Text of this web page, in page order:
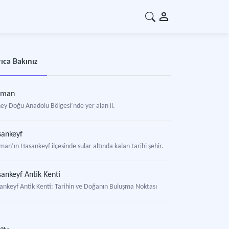
Bakınız
Doğu Anadolu Bölgesi’nde yer alan il.
Hasankeyf ilçesinde sular altında kalan tarihi şehir.
Antik Kenti
Antik Kenti: Tarihin ve Doğanın Buluşma Noktası